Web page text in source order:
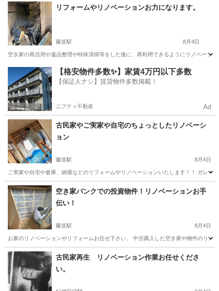
和歌山 和歌山市 和歌山駅 リフォーム 物件
リフォームやリノベーションお力になります。
藤並駅 8月4日
空き家の再活用や遺品整理や特殊清掃等をした後に、再利用できるようにリノベーシ
有田郡 藤並駅 リフォーム 天井
【格安物件多数✨】家賃4万円以下多数
【保証人ナシ】賃貸物件多数掲載！
ニフティ不動産 Ad
古民家やご実家や自宅のちょっとしたリノベーシ
ョン
藤並駅 8月4日
ご実家や自宅や倉庫、納屋などのリフォームやリノベーションいたします！！ ガレ
和歌山 有田郡 藤並駅 リフォーム ガレージ
空き家バンクでの投資物件！リノベーションお手
伝い！
藤並駅 8月4日
お家のリノベーションやリフォームお任せ下さい。 中古購入した空き家や物件のリ
和歌山 有田郡 藤並駅 リフォーム
古民家再生 リノベーション作業お任せくださ
い。